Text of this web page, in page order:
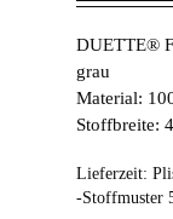
DUETTE®
grau
Material:
Stoffbreite:
Lieferzeit:
-Stoffmuster